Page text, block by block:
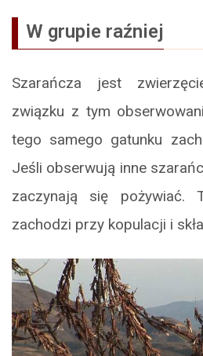
W grupie raźniej
Szarańcza jest
związku z tym
tego samego gatunku
Jeśli obserwują inne
zaczynają się pożywiać.
zachodzi przy kopulacji i